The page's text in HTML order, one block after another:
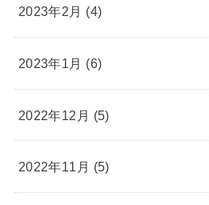
2023年2月 (4)
2023年1月 (6)
2022年12月 (5)
2022年11月 (5)